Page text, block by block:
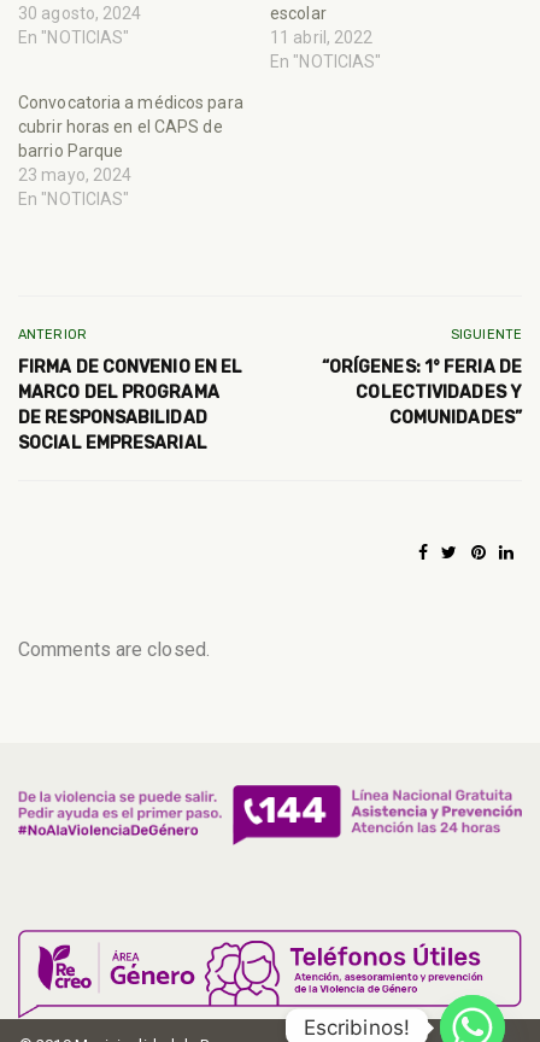
30 agosto, 2024
En "NOTICIAS"
escolar
11 abril, 2022
En "NOTICIAS"
Convocatoria a médicos para
cubrir horas en el CAPS de
barrio Parque
23 mayo, 2024
En "NOTICIAS"
ANTERIOR
FIRMA DE CONVENIO EN EL
MARCO DEL PROGRAMA
DE RESPONSABILIDAD
SOCIAL EMPRESARIAL
SIGUIENTE
“ORÍGENES: 1° FERIA DE
COLECTIVIDADES Y
COMUNIDADES”
Comments are closed.
Escribinos!